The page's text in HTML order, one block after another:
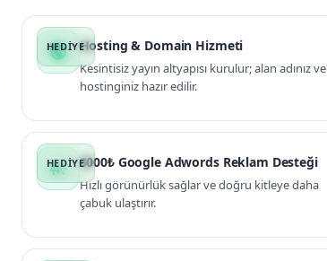
public Hosting & Domain Hizmeti
Kesintisiz yayın altyapısı kurulur; alan adınız ve
hostinginiz hazır edilir.
campaign 3000₺ Google Adwords Reklam Desteği
Hızlı görünürlük sağlar ve doğru kitleye daha
çabuk ulaştırır.